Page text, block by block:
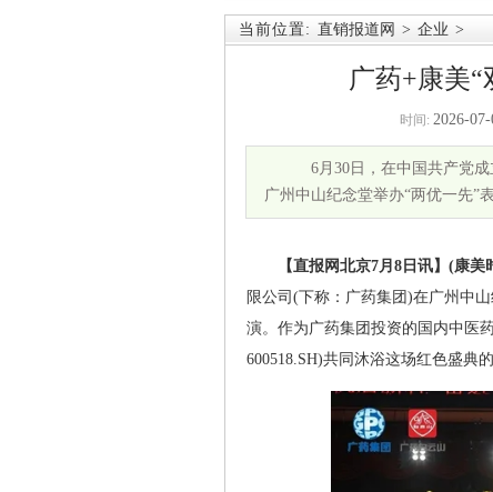
当前位置: 直销报道网 > 企业 >
广药+康美
时间: 2026-
6月30日，在中国共产党成
广州中山纪念堂举办“两优一先”
【直报网北京7月8日讯】(康美
限公司(下称：广药集团)在广州中
演。作为广药集团投资的国内中医
600518.SH)共同沐浴这场红色盛典